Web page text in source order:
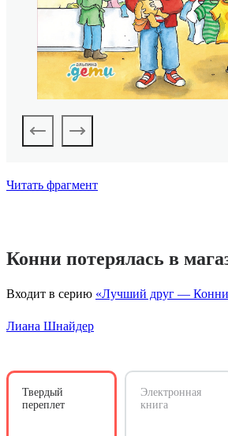
Читать фрагмент
Конни потерялась в
Входит в серию «Лучший друг —
Лиана Шнайдер
Твердый
переплет
Электронная
книга